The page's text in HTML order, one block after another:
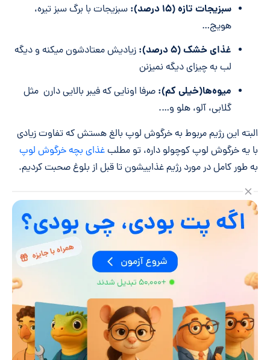
سبزیجات تازه (۱۵ درصد):
سبزیجات با برگ سبز تیره،
هویج…
غذای خشک (۵ درصد):
زیادیش معتادشون میکنه و دیگه
لب به چیزای دیگه نمیزنن
میوه‌ها(خیلی کم): صرفا اونایی که فیبر بالایی دارن مثل
گلابی، آلو، هلو و….
البته این رژیم مربوط به خرگوش لوپ بالغ هستش که تفاوت زیادی
با یه خرگوش لوپ کوچولو داره، تو مطلبغذای بچه خرگوش لوپ
به طور کامل در مورد رژیم غذاییشون تا قبل از بلوغ صحبت کردیم.